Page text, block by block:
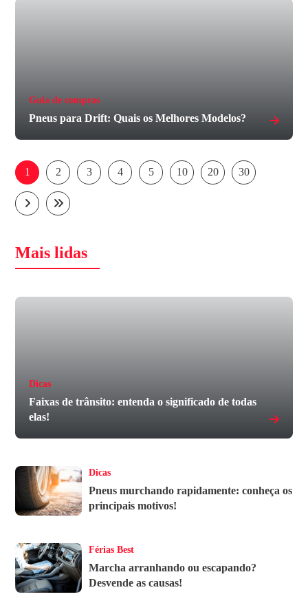
Guia de compras
Pneus para Drift: Quais os Melhores Modelos?
1 2 3 4 5 10 20 30
Mais lidas
Dicas
Faixas de trânsito: entenda o significado de todas
elas!
Dicas
Pneus murchando rapidamente: conheça os
principais motivos!
Férias Best
Marcha arranhando ou escapando?
Desvende as causas!